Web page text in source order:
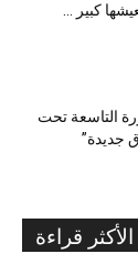
كبير …
التاسعة تحت
جديدة”
الأكثر قراءة